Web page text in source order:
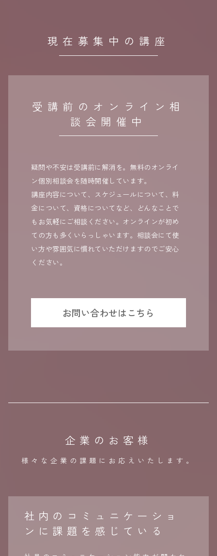
現在募集中の講座
受講前のオンライン相
談会開催中
疑問や不安は受講前に解消を。無料のオンライ
ン個別相談会を随時開催しています。
講座内容について、スケジュールについて、料
金について、資格についてなど、どんなことで
もお気軽にご相談ください。オンラインが初め
ての方も多くいらっしゃいます。相談会にて使
い方や雰囲気に慣れていただけますのでご安心
ください。
お問い合わせはこちら
企業のお客様
様々な企業の課題にお応えいたします。
社内のコミュニケーショ
ンに課題を感じている